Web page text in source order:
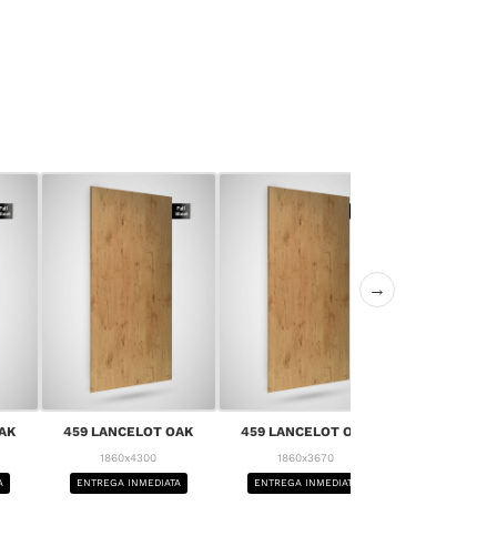
459 LANCELOT OAK
1860x4300
ENTREGA INMEDIATA
459 LANCELOT OAK
1860x3670
ENTREGA INMEDIATA
→